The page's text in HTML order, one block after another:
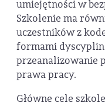
umiejętności w
Szkolenie ma
uczestników z
formami
przeanalizowanie
prawa pracy.
Główne cele